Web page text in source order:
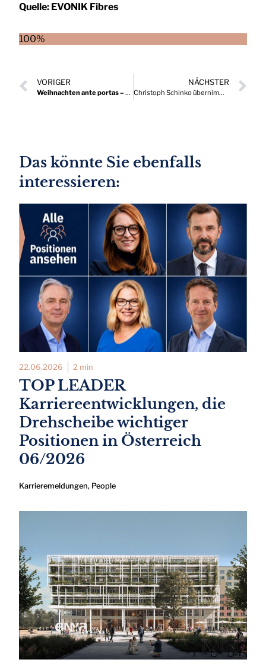
Quelle: EVONIK Fibres
100%
VORIGER
Weihnachten ante portas – Vorlieben und Trends der Österreicher:innen
NÄCHSTER
Christoph Schinko übernimmt Geschäftsbereich Visual Computing bei Fraunhofer Austria
Das könnte Sie ebenfalls
interessieren:
22.06.2026 2 min
TOP LEADER
Karriereentwicklungen, die
Drehscheibe wichtiger
Positionen in Österreich
06/2026
Karrieremeldungen, People